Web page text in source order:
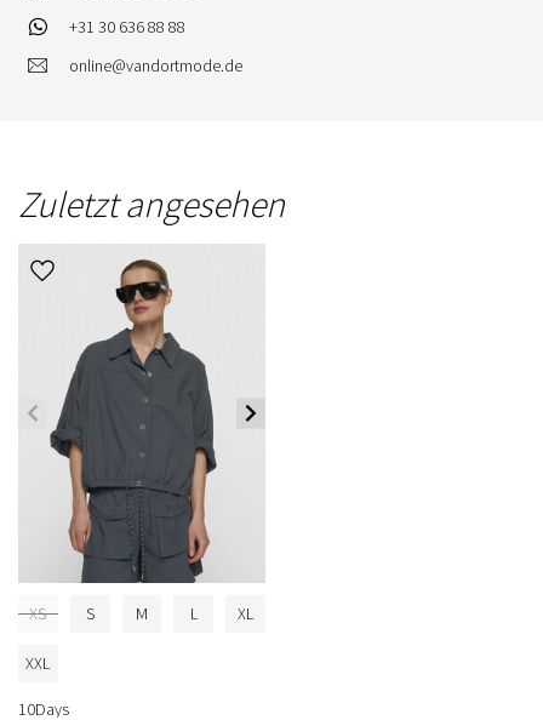
+31 30 636 88 88
online@vandortmode.de
Zuletzt angesehen
XS S M L XL
XXL
10Days